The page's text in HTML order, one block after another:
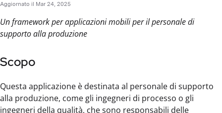
Aggiornato il Mar 24, 2025
Un framework per applicazioni mobili per il personale di
supporto alla produzione
Scopo
Questa applicazione è destinata al personale di supporto
alla produzione, come gli ingegneri di processo o gli
ingegneri della qualità, che sono responsabili delle